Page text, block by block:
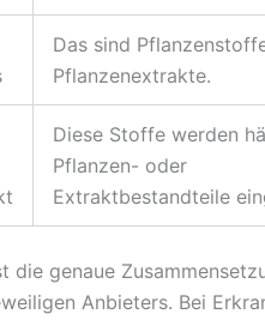
Das sind
Pflanzenextrakte.
Diese Stoffe werden
Pflanzen- oder
Extraktbestandteile
die genaue
Anbieters. Bei